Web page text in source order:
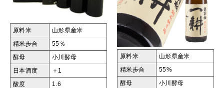
原料米 山形県産米
精米歩合 55％
酵母 小川酵母
日本酒度 ＋1
酸度 1.6
原料米 山形県産米
精米歩合 55%
酵母 小川酵母